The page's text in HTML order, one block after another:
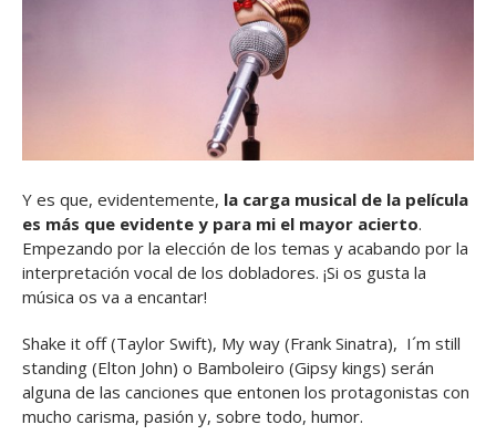
Y es que, evidentemente, la carga musical de la película
es más que evidente y para mi el mayor acierto.
Empezando por la elección de los temas y acabando por la
interpretación vocal de los dobladores. ¡Si os gusta la
música os va a encantar!
Shake it off (Taylor Swift), My way (Frank Sinatra), I´m still
standing (Elton John) o Bamboleiro (Gipsy kings) serán
alguna de las canciones que entonen los protagonistas con
mucho carisma, pasión y, sobre todo, humor.